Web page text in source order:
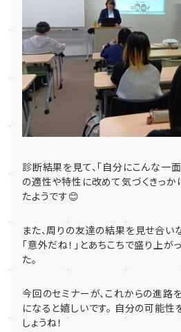
診断結果を見て、「自分にこんな一面
の適性や特性に改めて気づくきっ
たようです😊
また、周りの友達の結果を見せ合いな
「意外だね！」とあちこちで盛り上
た。
今回のセミナーが、これからの進路
になると嬉しいです。 自分の可能
しょうね！